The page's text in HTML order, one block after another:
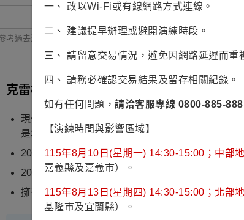
考過去淨值之波動性，其風險報酬等級為RR4。
克雷格·卡麥隆
現任富蘭克林坦伯頓全球股票團隊基金經理人和
是集團氣候變遷股票型基金經理人，構思許多產業
2012年加入富蘭克林坦伯頓基金集團，先前曾在
2009年進入金融服務產業，研究領域曾涵蓋保險
擁有英國愛丁堡大學數學學士學位及美國特許財
一、 改以Wi-Fi或有線網路方式連線。
二、 建議提早辦理或避開演練時段。
三、 請留意交易情況，避免因網路延遲而重
四、 請務必確認交易結果及留存相關紀錄。
如有任何問題， 請洽客服專線 0800-885-888
【演練時間與影響區域】
115年8月10日(星期一) 14:30-15:00；中部
嘉義縣及嘉義市）。
115年8月13日(星期四) 14:30-15:00；北部
基隆市及宜蘭縣）。